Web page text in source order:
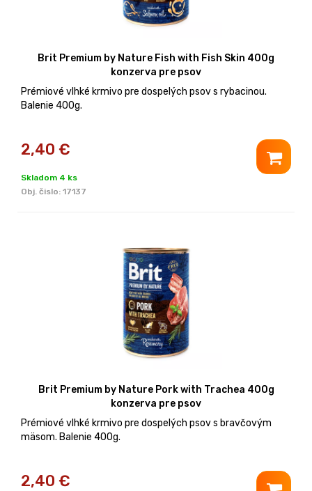
Brit Premium by Nature Fish with Fish Skin 400g
konzerva pre psov
Prémiové vlhké krmivo pre dospelých psov s rybacinou.
Balenie 400g.
2,40 €
Skladom 4 ks
Obj. čislo: 17137
Brit Premium by Nature Pork with Trachea 400g
konzerva pre psov
Prémiové vlhké krmivo pre dospelých psov s bravčovým
mäsom. Balenie 400g.
2,40 €